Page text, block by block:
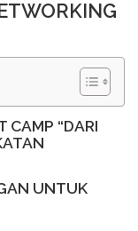
CAMP “DARI
UNTUK